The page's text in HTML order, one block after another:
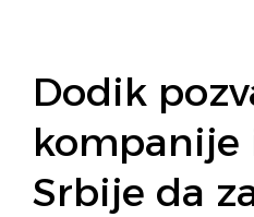
Dodik
kompanije
Srbije da